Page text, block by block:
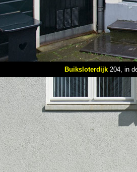
Buiksloterdijk204, in